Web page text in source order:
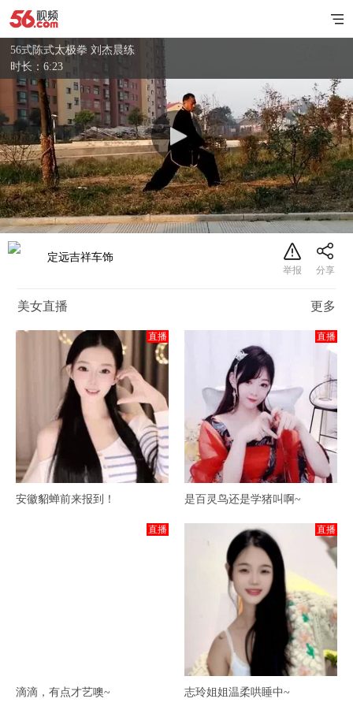
56式陈式太极拳 刘杰晨练
时长：6:23
定远吉祥车饰
美女直播 更多
直播
安徽貂蝉前来报到！
直播
是百灵鸟还是学猪叫啊~
直播
滴滴，有点才艺噢~
直播
志玲姐姐温柔哄睡中~